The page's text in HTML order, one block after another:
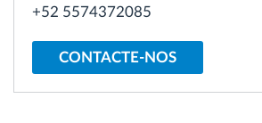
Identificação automática de
+52 5574372085
CONTACTE-NOS